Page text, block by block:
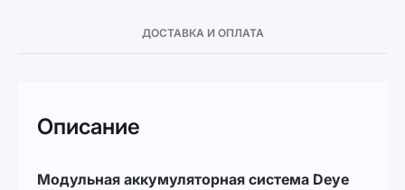
ДОСТАВКА И ОПЛАТА
Описание
Модульная аккумуляторная система Deye